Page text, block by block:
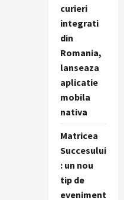
curieri
integrati
din
Romania,
lanseaza
aplicatie
mobila
nativa
Matricea
Succesului
: un nou
tip de
eveniment